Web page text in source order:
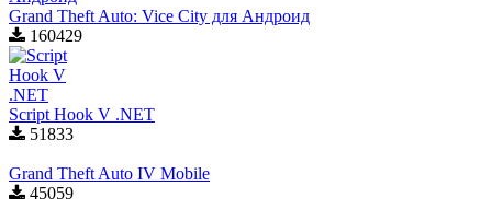
Grand Theft Auto: Vice City для Aндроид
160429
Script Hook V .NET
51833
Grand Theft Auto IV Mobile
45059